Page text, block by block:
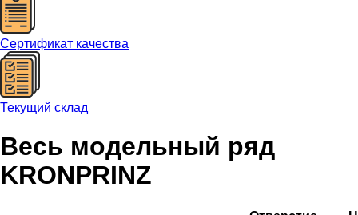
Сертификат качества
Текущий склад
Весь модельный ряд
KRONPRINZ